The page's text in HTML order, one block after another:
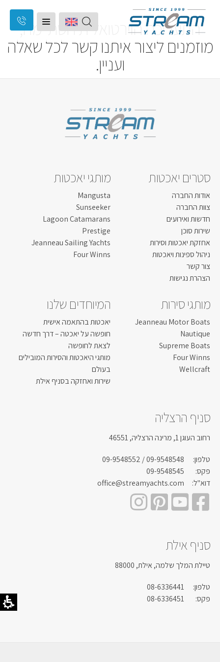
אמור
ריק
יאכטות
סירות מנוע
יד שניה
המותגים שלנו
סניפים
התערוכה הוירטואלית הסתיימה,
מוזמנים ליצור איתנו קשר לכל שאלה
ועניין.
סטרים יאכטות
אודות החברה
צוות החברה
חדשות ואירועים
שירות סוכן
אחזקת יאכטות וסירות
ניהול ספינות ויאכטות
צור קשר
הצהרת נגישות
מותגי יאכטות
Mangusta
Sunseeker
Lagoon Catamarans
Prestige
Jeanneau Sailing Yachts
Four Winns
מותגי סירות
Jeanneau Motor Boats
Nautique
Supreme Boats
Four Winns
Wellcraft
המיוחדים שלנו
יאכטות בהתאמה אישית
חופשה על יאכטה – דרך חדשה
לצאת לחופשה
מותגי היאכטות והסירות המובילים
בעולם
שירות ואחזקה בסניף אילת
סניף הרצליה
רחוב העוגן 1, מרינה הרצליה, 46551
טלפון: 09-9548548
/ 09-9548552
פקס:
09-9548545
דוא"ל:
office@streamyachts.com
סניף אילת
טיילת המלך שלמה, אילת, 88000
טלפון:
08-6336441
פקס:
08-6336451